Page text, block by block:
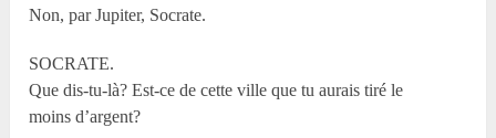
Non, par Jupiter, Socrate.
SOCRATE.
Que dis-tu-là? Est-ce de cette ville que tu aurais tiré le
moins d’argent?